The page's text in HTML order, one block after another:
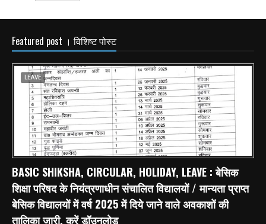
Featured post । विशिष्ट पोस्ट
LEAVE
BASIC SHIKSHA, CIRCULAR, HOLIDAY, LEAVE : बेसिक
शिक्षा परिषद के नियंत्रणाधीन संचालित विद्यालयों / मान्यता प्राप्त
बेसिक विद्यालयों में वर्ष 2025 में दिये जाने वाले अवकाशों की
तालिका जारी, करें डॉउनलोड